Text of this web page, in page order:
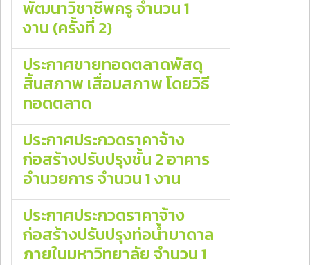
พัฒนาวิชาชีพครู จำนวน 1
งาน (ครั้งที่ 2)
ประกาศขายทอดตลาดพัสดุ
สิ้นสภาพ เสื่อมสภาพ โดยวิธี
ทอดตลาด
ประกาศประกวดราคาจ้าง
ก่อสร้างปรับปรุงชั้น 2 อาคาร
อำนวยการ จํานวน 1 งาน
ประกาศประกวดราคาจ้าง
ก่อสร้างปรับปรุงท่อน้ำบาดาล
ภายในมหาวิทยาลัย จํานวน 1